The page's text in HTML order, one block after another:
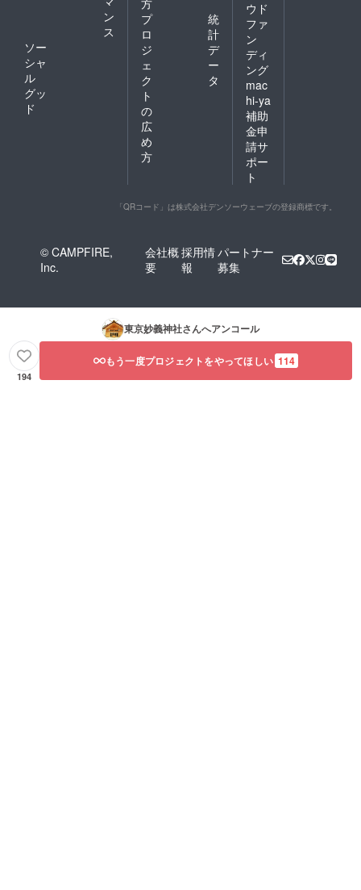
ン
ス
ソー
シャ
ル
グッ
ド
プ
ロ
ジ
ェ
ク
ト
の
広
め
方
統
計
デ
ー
タ
ウド
ファ
ン
ディ
ング
mac
hi-ya
補助
金申
請サ
ポー
ト
「QRコード」は株式会社デンソーウェーブの登録商標です。
© CAMPFIRE,
Inc.
会社概
要
採用情
報
パートナー
募集
東京妙義神社さんへアンコール
194
もう一度プロジェクトをやってほしい 114